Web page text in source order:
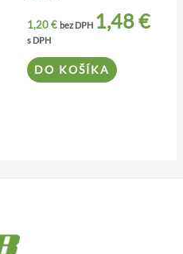
1,20€ bez DPH 1,48€
s DPH
DO KOŠÍKA